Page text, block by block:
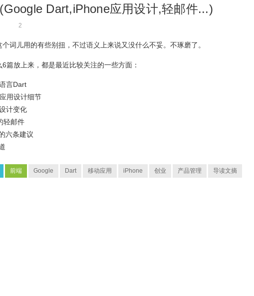
Dart,iPhone应用设计,轻邮件...)
2
词儿用的有些别扭，不过语义上来说又没什么不妥。不琢磨了。
篇放上来，都是最近比较关注的一些方面：
言Dart
用设计细节
计变化
轻邮件
六条建议
前端 Google Dart 移动应用 iPhone 创业 产品管理 导读文摘